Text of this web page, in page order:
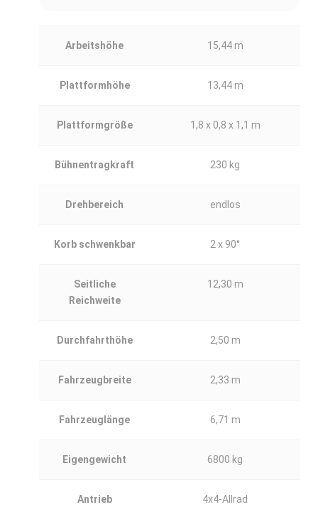
Arbeitshöhe 15,44 m
Plattformhöhe 13,44 m
Plattformgröße 1,8 x 0,8 x 1,1 m
Bühnentragkraft 230 kg
Drehbereich endlos
Korb schwenkbar 2 x 90°
Seitliche
Reichweite
12,30 m
Durchfahrthöhe 2,50 m
Fahrzeugbreite 2,33 m
Fahrzeuglänge 6,71 m
Eigengewicht 6800 kg
Antrieb 4x4-Allrad